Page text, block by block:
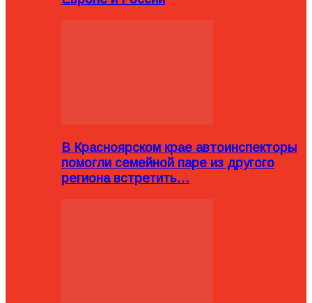
В Красноярском крае автоинспекторы
помогли семейной паре из другого
региона встретить…